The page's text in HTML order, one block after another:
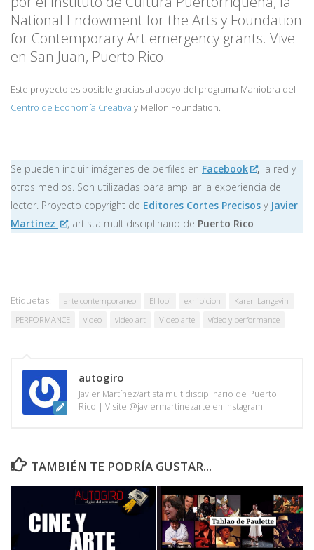
National Endowment for the Arts y Foundation
for Contemporary Art emergency grants. Vive
en San Juan, Puerto Rico.
Este proyecto es posible gracias al apoyo del programa Maniobra del
Centro de Economía Creativa y Mellon Foundation.
Se pueden incluir imágenes de perfiles en Facebook , la red y
otros medios. Son utilizadas para ampliar la experiencia del
lector. Proyecto copyright de Editores Cortes Precisos y Javier
Martínez
, artista multidisciplinario de Puerto Rico
Etiquetas: arte contemporaneo El lobi exhibicion
Karen Langevin
PERFORMANCE
video video art Video arte vídeo y performance
autogiro
Javier Martínez/artista multidisciplinario de Puerto
Rico | Visite @javiermartinezarte en Instagram
TAMBIÉN TE PODRÍA GUSTAR...